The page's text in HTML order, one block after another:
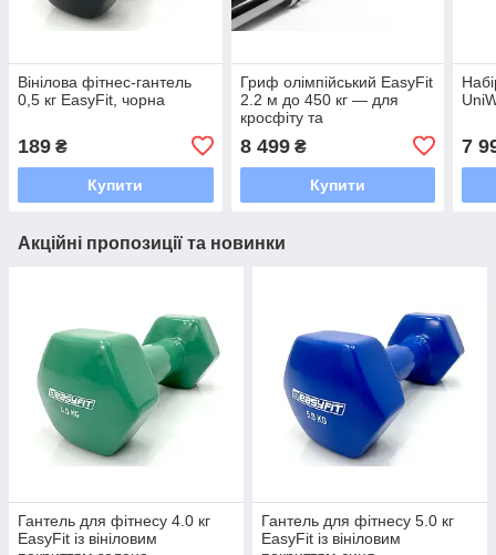
Вінілова фітнес-гантель
0,5 кг EasyFit, чорна
189 ₴
Купити
Гриф олімпійський EasyFit
2.2 м до 450 кг — для
кросфіту та
професійний рівень
8 499₴
Купити
7
Акційні пропозиції та новинки
Гантель для фітнесу 4.0 кг
EasyFit із вініловим
Гантель для фітнесу 5.0 кг
EasyFit із вініловим